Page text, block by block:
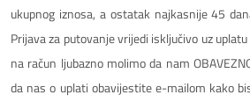
ukupnog iznosa, a ostatak najkasnije 45
Prijava za putovanje vrijedi isključivo uz
na račun ljubazno molimo da nam
da nas o uplati obavijestite e-mailom kako